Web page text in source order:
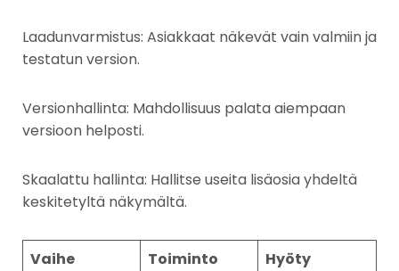
Laadunvarmistus: Asiakkaat näkevät vain valmiin ja
testatun version.
Versionhallinta: Mahdollisuus palata aiempaan
versioon helposti.
Skaalattu hallinta: Hallitse useita lisäosia yhdeltä
keskitetyltä näkymältä.
Vaihe Toiminto Hyöty